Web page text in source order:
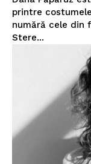
printre
numără cele din
Stere...